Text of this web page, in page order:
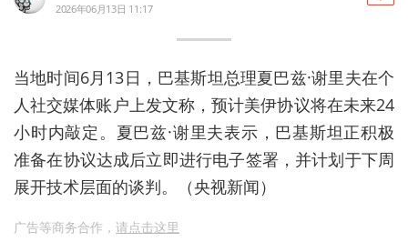
2026年06月13日 11:17
当地时间6月13日，巴基斯坦总理夏巴兹·谢里夫在个
人社交媒体账户上发文称，预计美伊协议将在未来24
小时内敲定。夏巴兹·谢里夫表示，巴基斯坦正积极
准备在协议达成后立即进行电子签署，并计划于下周
展开技术层面的谈判。（央视新闻）
广告等商务合作， 请点击这里